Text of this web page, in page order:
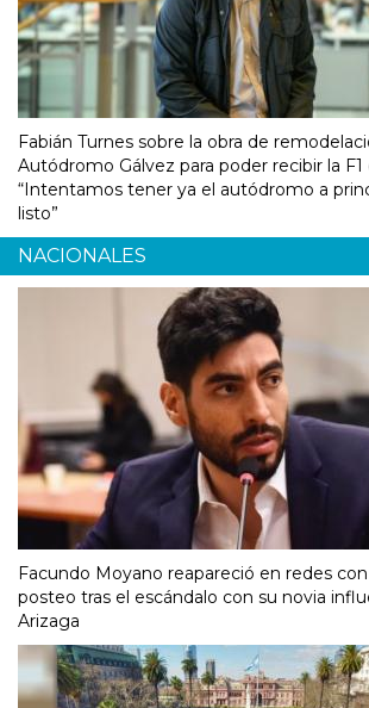
Fabián Turnes sobre la obra de
Autódromo Gálvez para poder recibir la
“Intentamos tener ya el autódromo a
listo”
NACIONALES
Facundo Moyano reapareció en redes
posteo tras el escándalo con su novia
Arizaga